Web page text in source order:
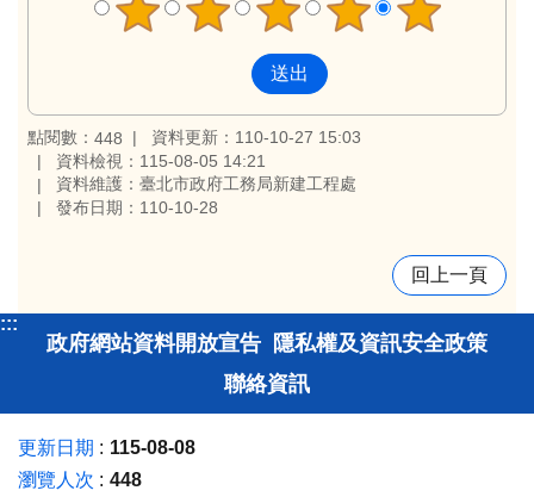
點閱數： 448
資料更新：110-10-27 15:03
資料檢視：115-08-05 14:21
資料維護：臺北市政府工務局新建工程處
發布日期：110-10-28
回上一頁
:::
政府網站資料開放宣告 隱私權及資訊安全政策
聯絡資訊
更新日期
115-08-08
瀏覽人次
448